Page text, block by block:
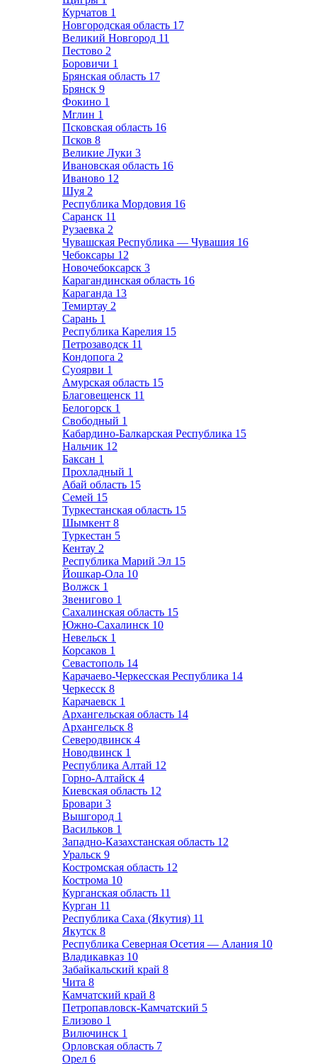
Курчатов 1
Новгородская область 17
Великий Новгород 11
Пестово 2
Боровичи 1
Брянская область 17
Брянск 9
Фокино 1
Мглин 1
Псковская область 16
Псков 8
Великие Луки 3
Ивановская область 16
Иваново 12
Шуя 2
Республика Мордовия 16
Саранск 11
Рузаевка 2
Чувашская Республика — Чувашия 16
Чебоксары 12
Новочебоксарск 3
Карагандинская область 16
Караганда 13
Темиртау 2
Сарань 1
Республика Карелия 15
Петрозаводск 11
Кондопога 2
Суоярви 1
Амурская область 15
Благовещенск 11
Белогорск 1
Свободный 1
Кабардино-Балкарская Республика 15
Нальчик 12
Баксан 1
Прохладный 1
Абай область 15
Семей 15
Туркестанская область 15
Шымкент 8
Туркестан 5
Кентау 2
Республика Марий Эл 15
Йошкар-Ола 10
Волжск 1
Звенигово 1
Сахалинская область 15
Южно-Сахалинск 10
Невельск 1
Корсаков 1
Севастополь 14
Карачаево-Черкесская Республика 14
Черкесск 8
Карачаевск 1
Архангельская область 14
Архангельск 8
Северодвинск 4
Новодвинск 1
Республика Алтай 12
Горно-Алтайск 4
Киевская область 12
Бровари 3
Вышгород 1
Васильков 1
Западно-Казахстанская область 12
Уральск 9
Костромская область 12
Кострома 10
Курганская область 11
Курган 11
Республика Саха (Якутия) 11
Якутск 8
Республика Северная Осетия — Алания 10
Владикавказ 10
Забайкальский край 8
Чита 8
Камчатский край 8
Петропавловск-Камчатский 5
Елизово 1
Вилючинск 1
Орловская область 7
Орел 6